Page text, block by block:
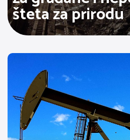
šteta za prirodu